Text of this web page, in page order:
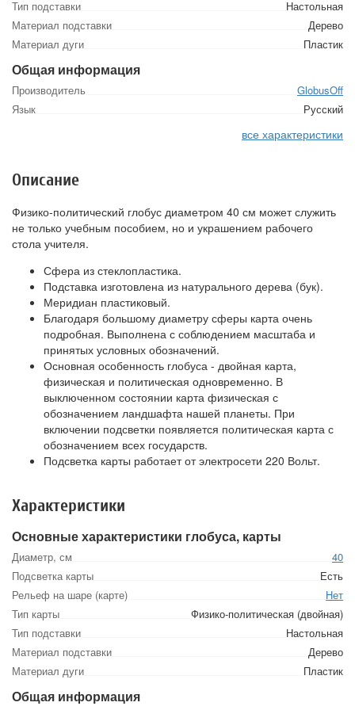
Тип подставки
Настольная
Материал подставки
Дерево
Материал дуги
Пластик
Общая информация
Производитель
GlobusOff
Язык
Русский
все характеристики
Описание
Физико-политический глобус диаметром 40 см может служить
не только учебным пособием, но и украшением рабочего
стола учителя.
Сфера из стеклопластика.
Подставка изготовлена из натурального дерева (бук).
Меридиан пластиковый.
Благодаря большому диаметру сферы карта очень
подробная. Выполнена с соблюдением масштаба и
принятых условных обозначений.
Основная особенность глобуса - двойная карта,
физическая и политическая одновременно. В
выключенном состоянии карта физическая с
обозначением ландшафта нашей планеты. При
включении подсветки появляется политическая карта с
обозначением всех государств.
Подсветка карты работает от электросети 220 Вольт.
Характеристики
Основные характеристики глобуса, карты
Диаметр, см
40
Подсветка карты
Есть
Рельеф на шаре (карте)
Нет
Тип карты
Физико-политическая (двойная)
Тип подставки
Настольная
Материал подставки
Дерево
Материал дуги
Пластик
Общая информация